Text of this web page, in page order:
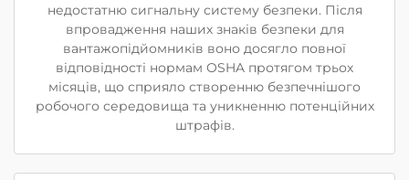
недостатню сигнальну систему безпеки. Після
впровадження наших знаків безпеки для
вантажопідйомників воно досягло повної
відповідності нормам OSHA протягом трьох
місяців, що сприяло створенню безпечнішого
робочого середовища та уникненню потенційних
штрафів.